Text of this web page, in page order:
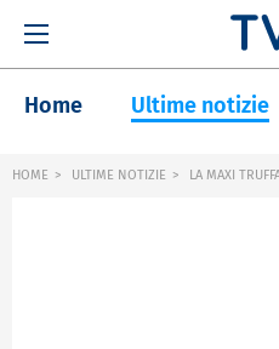
Home Ultime notizie
HOME ULTIME NOTIZIE LA MAXI